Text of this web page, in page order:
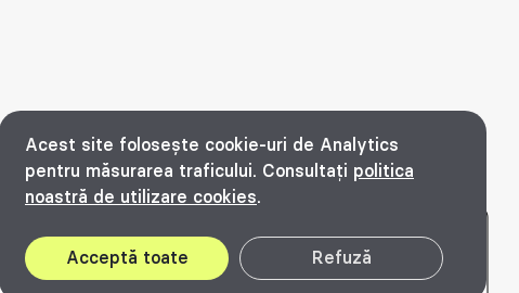
Acest site folosește cookie-uri de Analytics
pentru măsurarea traficului. Consultați politica
noastră de utilizare cookies.
Acceptă toate Refuză
2016 - 2026. All rights reserved.